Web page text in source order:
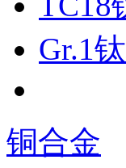
Gr.1
铜合金